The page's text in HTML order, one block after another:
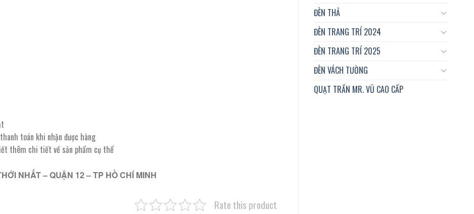
ĐÈN THẢ
ĐÈN TRANG TRÍ 2024
ĐÈN TRANG TRÍ 2025
ĐÈN VÁCH TƯỜNG
QUẠT TRẦN MR. VŨ CAO CẤP
toán khi nhận được hàng
thêm chi tiết về sản phẩm cụ thể
NHẤT – QUẬN 12 – TP HỒ CHÍ MINH
Rate this product